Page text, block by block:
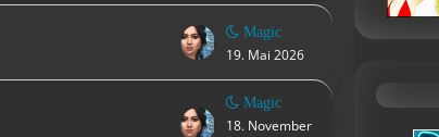
Magic
19. Mai 2026
Magic
18. November